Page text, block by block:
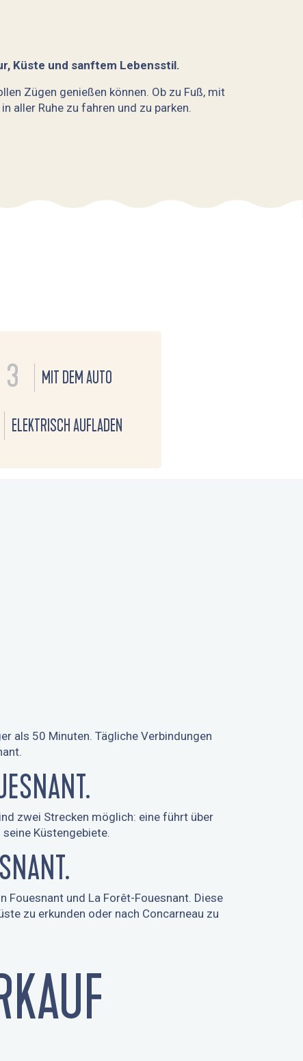
Küste und sanftem Lebensstil.
Zügen genießen können. Ob zu Fuß, mit
aller Ruhe zu fahren und zu parken.
3 MIT DEM AUTO
ELEKTRISCH AUFLADEN
als 50 Minuten. Tägliche Verbindungen
zwei Strecken möglich: eine führt über
Küstengebiete.
und La Forêt-Fouesnant. Diese
zu erkunden oder nach Concarneau zu